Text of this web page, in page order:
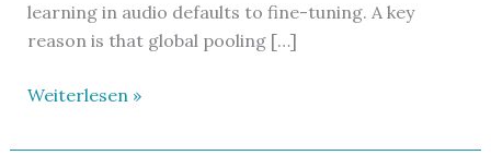
learning in audio defaults to fine-tuning. A key
reason is that global pooling […]
Neues
bei
Weiterlesen »